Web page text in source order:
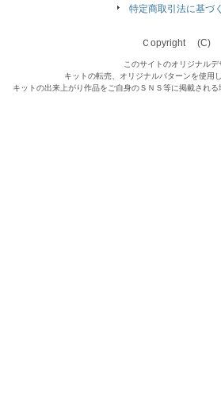
特定商取引法に基づ
Ｃopyright (C)
このサイトのオリジナル
キットの転売、オリジナルパターンを使用
キットの出来上がり作品をご自身のＳＮＳ等に掲載され